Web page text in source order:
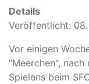
Details
Veröffentlicht:
Vor einigen
"Meerchen",
Spielens beim